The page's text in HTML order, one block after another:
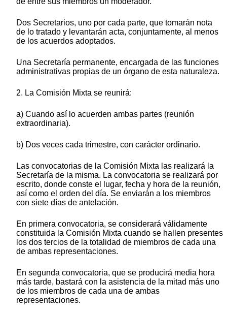
Dos Secretarios, uno por cada parte, que tomarán nota
de lo tratado y levantarán acta, conjuntamente, al menos
de los acuerdos adoptados.
Una Secretaría permanente, encargada de las funciones
administrativas propias de un órgano de esta naturaleza.
2. La Comisión Mixta se reunirá:
a) Cuando así lo acuerden ambas partes (reunión
extraordinaria).
b) Dos veces cada trimestre, con carácter ordinario.
Las convocatorias de la Comisión Mixta las realizará la
Secretaría de la misma. La convocatoria se realizará por
escrito, donde conste el lugar, fecha y hora de la reunión,
así como el orden del día. Se enviarán a los miembros
con siete días de antelación.
En primera convocatoria, se considerará válidamente
constituida la Comisión Mixta cuando se hallen presentes
los dos tercios de la totalidad de miembros de cada una
de ambas representaciones.
En segunda convocatoria, que se producirá media hora
más tarde, bastará con la asistencia de la mitad más uno
de los miembros de cada una de ambas
representaciones.